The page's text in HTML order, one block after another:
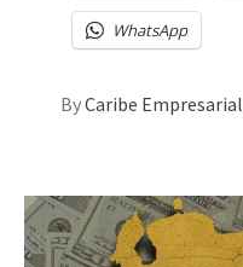
WhatsApp
ByCaribe Empresarial